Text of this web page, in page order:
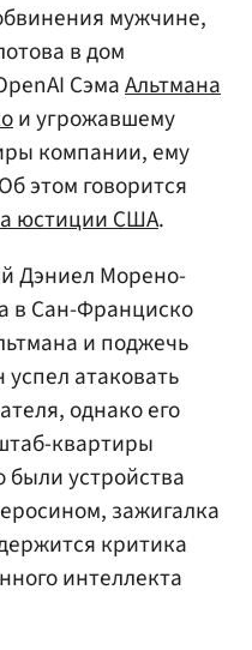
мужчине,
в дом
СэмаАльтмана
и угрожавшему
компании, ему
этом говорится
юстиции США.
Дэниел Морено-
в Сан-Франциско
и поджечь
атаковать
однако его
квартиры
были устройства
зажигалка
критика
интеллекта